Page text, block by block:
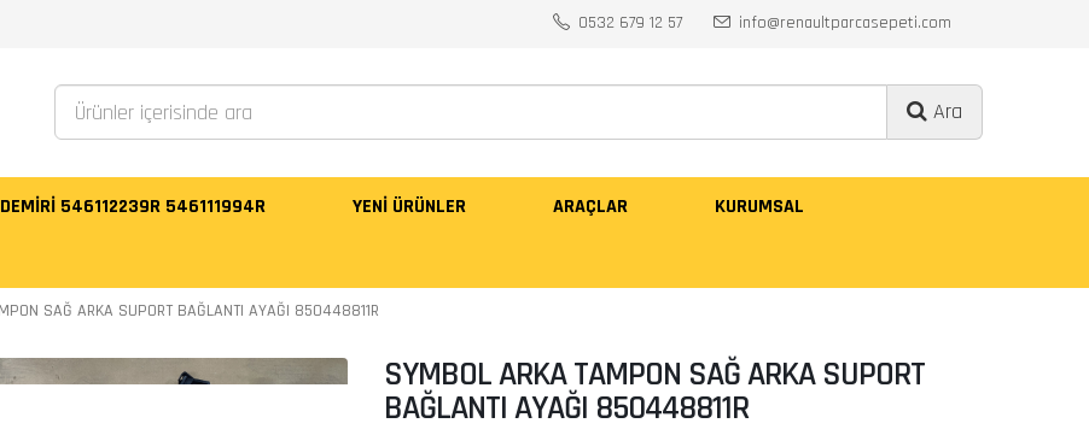
0532 679 12 57 info@renaultparcasepeti.com
Ara
546112239R 546111994R YENI ÜRÜNLER ARAÇLAR KURUMSAL
SAĞ ARKA SUPORT BAĞLANTI AYAĞI 850448811R
SYMBOL ARKA TAMPON SAĞ ARKA SUPORT
BAĞLANTI AYAĞI 850448811R